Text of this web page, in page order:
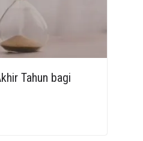
Tahun bagi